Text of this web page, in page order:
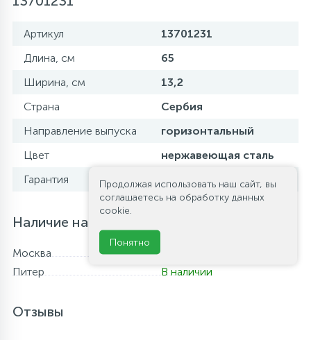
Артикул
13701231
Длина, см
65
Ширина, см
13,2
Страна
Сербия
Направление выпуска
горизонтальный
Цвет
нержавеющая сталь
Гарантия
2 года
Наличие на складе
Москва
Нет в наличии
Питер
В наличии
Отзывы
Продолжая использовать наш сайт, вы
соглашаетесь на обработку данных
cookie.
Понятно